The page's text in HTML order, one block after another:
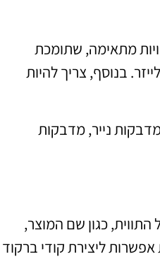
מתאימה, שתומכת
בנוסף, צריך להיות
נייר, מדבקות
כגון שם המוצר,
ליצירת קודי ברקוד